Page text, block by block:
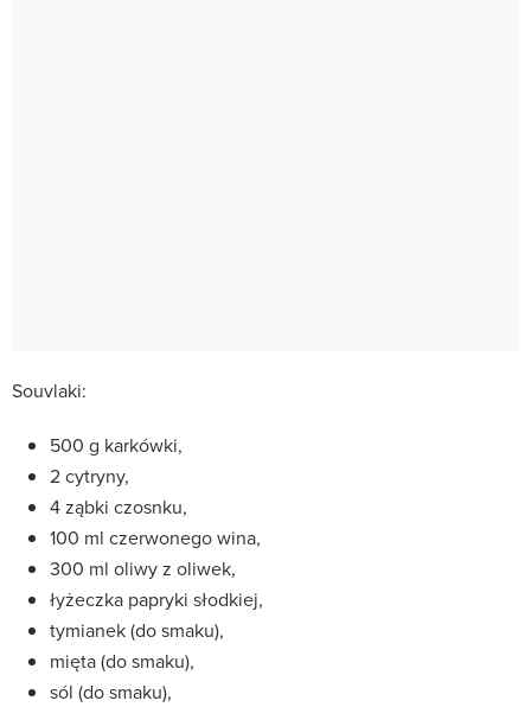
Souvlaki:
500 g karkówki,
2 cytryny,
4 ząbki czosnku,
100 ml czerwonego wina,
300 ml oliwy z oliwek,
łyżeczka papryki słodkiej,
tymianek (do smaku),
mięta (do smaku),
sól (do smaku),